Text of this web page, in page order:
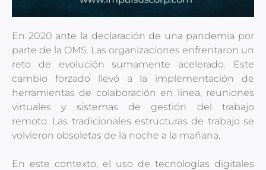
En 2020 ante la declaración de una pandemia por
parte de la OMS. Las organizaciones enfrentaron un
reto de evolución sumamente acelerado. Este
cambio forzado llevó a la implementación de
herramientas de colaboración en línea, reuniones
virtuales y sistemas de gestión del trabajo
remoto. Las tradicionales estructuras de trabajo se
volvieron obsoletas de la noche a la mañana.
En este contexto, el uso de tecnologías digitales